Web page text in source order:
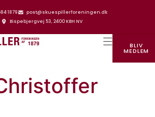
1879
post@skuespillerforeningen.dk
Bispebjergvej 53, 2400 KBH NV
BLIV
MEDLEM